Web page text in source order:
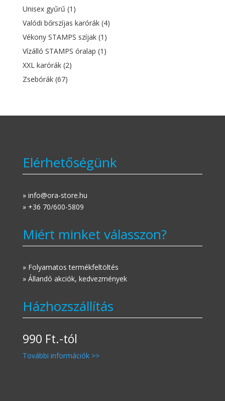
Unisex gyűrű (1)
Valódi bőrszíjas karórák (4)
Vékony STAMPS szíjak (1)
Vízálló STAMPS óralap (1)
XXL karórák (2)
Zsebórák (67)
Elérhetőségünk
» info@ora-store.hu
» +36 70/600-5809
Miért minket válasszon?
» Folyamatos termékfeltöltés
» Állandó akciók, kedvezmények
Házhozszállítás
990 Ft.-tól
További információk >>